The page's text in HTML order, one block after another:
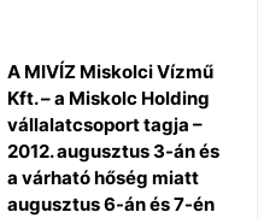
A MIVÍZ Miskolci Vízmű
Kft. – a Miskolc Holding
vállalatcsoport tagja –
2012. augusztus 3-án és
a várható hőség miatt
augusztus 6-án és 7-én